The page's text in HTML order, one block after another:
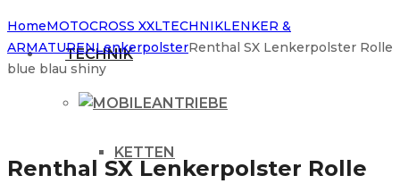
TECHNIK
ANTRIEBE
KETTEN
HomeMOTOCROSS XXLTECHNIKLENKER &
ARMATURENLenkerpolsterRenthal SX Lenkerpolster Rolle
blue blau shiny
Renthal SX Lenkerpolster Rolle